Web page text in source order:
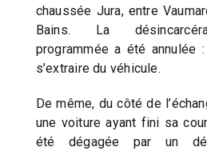
chaussée Jura, entre
Bains. La
programmée a été annulée
s’extraire du véhicule.
De même, du côté de
une voiture ayant fini sa
été dégagée par un